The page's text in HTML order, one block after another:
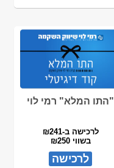
"התו המלא" רמי לוי
לרכישה ב-₪241
בשווי ₪250
לרכישה